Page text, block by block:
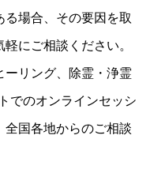
場合、その要因を取
にご相談ください。
ーリング、除霊・浄霊
でのオンラインセッシ
全国各地からのご相談